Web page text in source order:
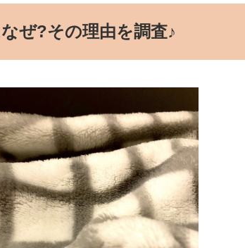
ぜ?その理由を調査♪